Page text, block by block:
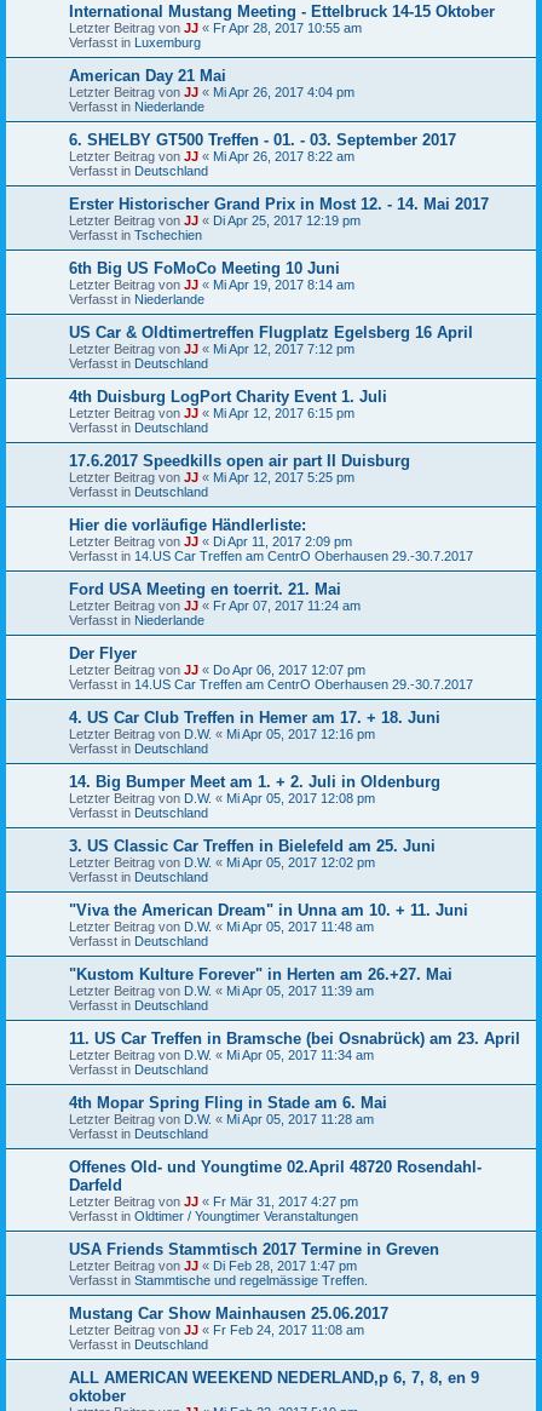
International Mustang Meeting - Ettelbruck 14-15 Oktober
Letzter Beitrag von JJ « Fr Apr 28, 2017 10:55 am
Verfasst in Luxemburg
American Day 21 Mai
Letzter Beitrag von JJ « Mi Apr 26, 2017 4:04 pm
Verfasst in Niederlande
6. SHELBY GT500 Treffen - 01. - 03. September 2017
Letzter Beitrag von JJ « Mi Apr 26, 2017 8:22 am
Verfasst in Deutschland
Erster Historischer Grand Prix in Most 12. - 14. Mai 2017
Letzter Beitrag von JJ « Di Apr 25, 2017 12:19 pm
Verfasst in Tschechien
6th Big US FoMoCo Meeting 10 Juni
Letzter Beitrag von JJ « Mi Apr 19, 2017 8:14 am
Verfasst in Niederlande
US Car & Oldtimertreffen Flugplatz Egelsberg 16 April
Letzter Beitrag von JJ « Mi Apr 12, 2017 7:12 pm
Verfasst in Deutschland
4th Duisburg LogPort Charity Event 1. Juli
Letzter Beitrag von JJ « Mi Apr 12, 2017 6:15 pm
Verfasst in Deutschland
17.6.2017 Speedkills open air part II Duisburg
Letzter Beitrag von JJ « Mi Apr 12, 2017 5:25 pm
Verfasst in Deutschland
Hier die vorläufige Händlerliste:
Letzter Beitrag von JJ « Di Apr 11, 2017 2:09 pm
Verfasst in 14.US Car Treffen am CentrO Oberhausen 29.-30.7.2017
Ford USA Meeting en toerrit. 21. Mai
Letzter Beitrag von JJ « Fr Apr 07, 2017 11:24 am
Verfasst in Niederlande
Der Flyer
Letzter Beitrag von JJ « Do Apr 06, 2017 12:07 pm
Verfasst in 14.US Car Treffen am CentrO Oberhausen 29.-30.7.2017
4. US Car Club Treffen in Hemer am 17. + 18. Juni
Letzter Beitrag von D.W. « Mi Apr 05, 2017 12:16 pm
Verfasst in Deutschland
14. Big Bumper Meet am 1. + 2. Juli in Oldenburg
Letzter Beitrag von D.W. « Mi Apr 05, 2017 12:08 pm
Verfasst in Deutschland
3. US Classic Car Treffen in Bielefeld am 25. Juni
Letzter Beitrag von D.W. « Mi Apr 05, 2017 12:02 pm
Verfasst in Deutschland
"Viva the American Dream" in Unna am 10. + 11. Juni
Letzter Beitrag von D.W. « Mi Apr 05, 2017 11:48 am
Verfasst in Deutschland
"Kustom Kulture Forever" in Herten am 26.+27. Mai
Letzter Beitrag von D.W. « Mi Apr 05, 2017 11:39 am
Verfasst in Deutschland
11. US Car Treffen in Bramsche (bei Osnabrück) am 23. April
Letzter Beitrag von D.W. « Mi Apr 05, 2017 11:34 am
Verfasst in Deutschland
4th Mopar Spring Fling in Stade am 6. Mai
Letzter Beitrag von D.W. « Mi Apr 05, 2017 11:28 am
Verfasst in Deutschland
Offenes Old- und Youngtime 02.April 48720 Rosendahl-
Darfeld
Letzter Beitrag von JJ « Fr Mär 31, 2017 4:27 pm
Verfasst in Oldtimer / Youngtimer Veranstaltungen
USA Friends Stammtisch 2017 Termine in Greven
Letzter Beitrag von JJ « Di Feb 28, 2017 1:47 pm
Verfasst in Stammtische und regelmässige Treffen.
Mustang Car Show Mainhausen 25.06.2017
Letzter Beitrag von JJ « Fr Feb 24, 2017 11:08 am
Verfasst in Deutschland
ALL AMERICAN WEEKEND NEDERLAND,p 6, 7, 8, en 9
oktober